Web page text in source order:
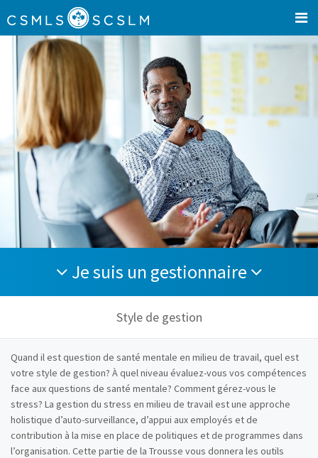
Je suis un gestionnaire
Style de gestion
Quand il est question de santé mentale en milieu de travail, quel est
votre style de gestion? À quel niveau évaluez-vous vos compétences
face aux questions de santé mentale? Comment gérez-vous le
stress? La gestion du stress en milieu de travail est une approche
holistique d’auto-surveillance, d’appui aux employés et de
contribution à la mise en place de politiques et de programmes dans
l’organisation. Cette partie de la Trousse vous donnera les outils